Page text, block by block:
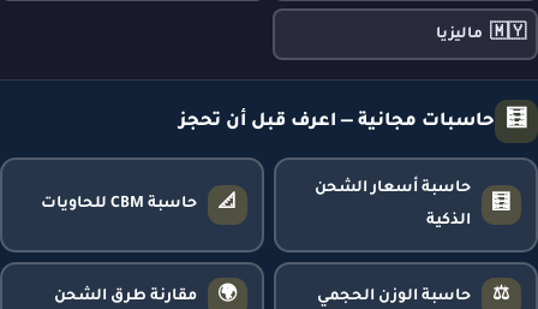
🇲🇾 ماليزيا
🧮 حاسبات مجانية — اعرف قبل أن تحجز
🧮
حاسبة أسعار الشحن
الذكية
📐 حاسبة CBM للحاويات
⚖️ حاسبة الوزن الحجمي 🌍 مقارنة طرق الشحن